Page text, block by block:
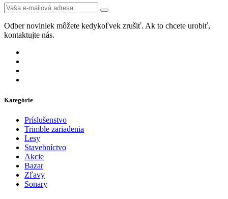
Odber noviniek môžete kedykoľvek zrušiť. Ak to chcete urobiť,
kontaktujte nás.
Kategórie
Príslušenstvo
Trimble zariadenia
Lesy
Stavebníctvo
Akcie
Bazar
Zľavy
Sonary